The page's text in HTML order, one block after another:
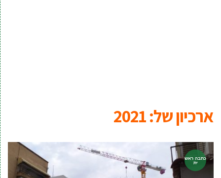
ארכיון של:2021
כתבה ראש
ית